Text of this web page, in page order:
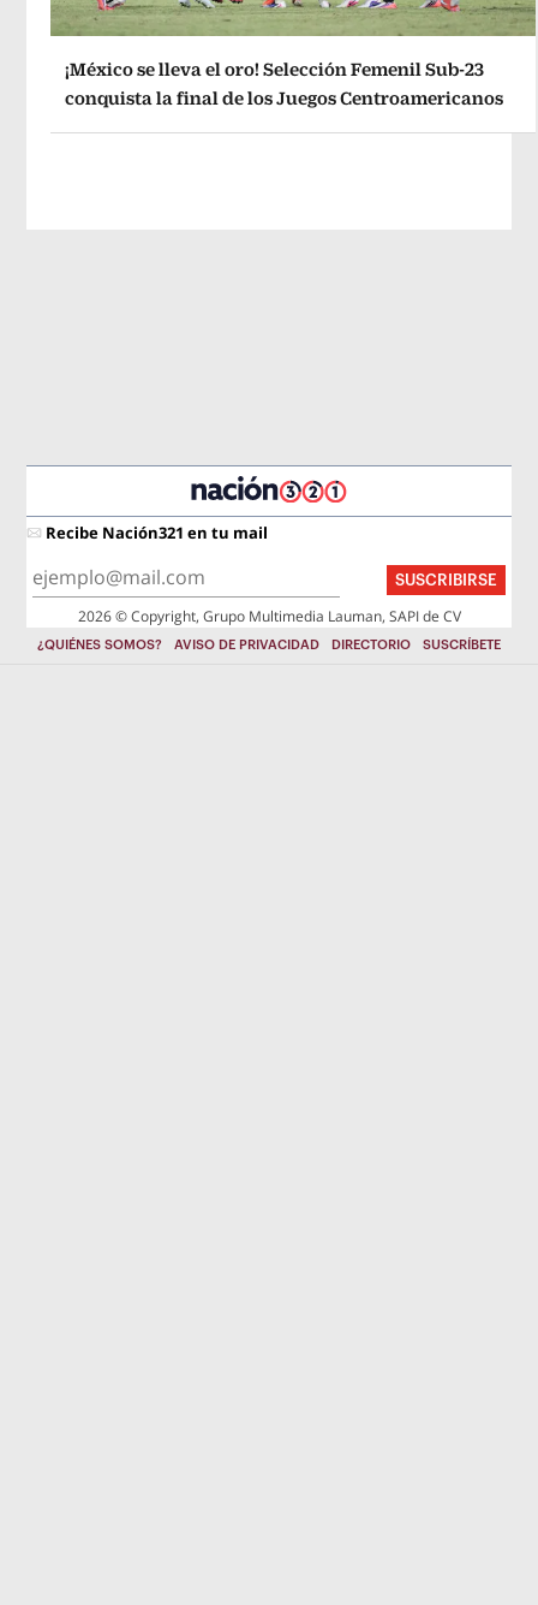
¡México se lleva el oro! Selección Femenil Sub-23
conquista la final de los Juegos Centroamericanos
Recibe Nación321 en tu mail
SUSCRIBIRSE
2026 © Copyright, Grupo Multimedia Lauman, SAPI de CV
¿QUIÉNES SOMOS? AVISO DE PRIVACIDAD DIRECTORIO SUSCRÍBETE